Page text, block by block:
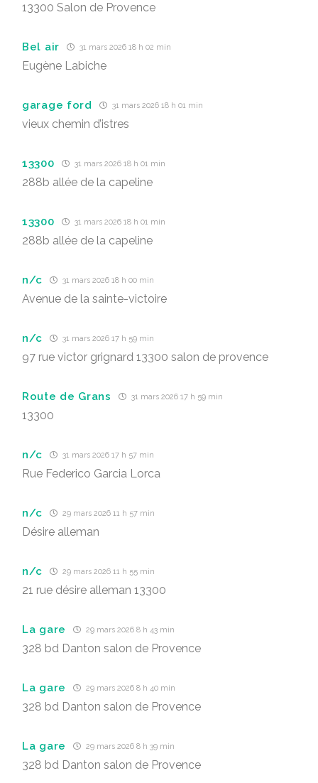
13300 Salon de Provence
Bel air 31 mars 2026 18 h 02 min
Eugène Labiche
garage ford 31 mars 2026 18 h 01 min
vieux chemin d’istres
13300 31 mars 2026 18 h 01 min
288b allée de la capeline
13300 31 mars 2026 18 h 01 min
288b allée de la capeline
n/c 31 mars 2026 18 h 00 min
Avenue de la sainte-victoire
n/c 31 mars 2026 17 h 59 min
97 rue victor grignard 13300 salon de provence
Route de Grans 31 mars 2026 17 h 59 min
13300
n/c 31 mars 2026 17 h 57 min
Rue Federico Garcia Lorca
n/c 29 mars 2026 11 h 57 min
Désire alleman
n/c 29 mars 2026 11 h 55 min
21 rue désire alleman 13300
La gare 29 mars 2026 8 h 43 min
328 bd Danton salon de Provence
La gare 29 mars 2026 8 h 40 min
328 bd Danton salon de Provence
La gare 29 mars 2026 8 h 39 min
328 bd Danton salon de Provence